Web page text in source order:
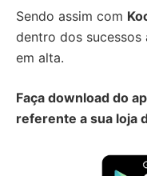
Sendo assim com
dentro dos sucessos
em alta.
Faça download do
referente a sua loja